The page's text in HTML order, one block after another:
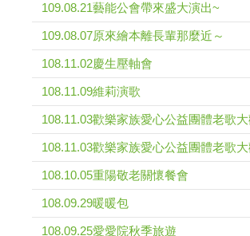
109.08.21藝能公會帶來盛大演出~
109.08.07原來繪本離長輩那麼近～
108.11.02慶生壓軸會
108.11.09維莉演歌
108.11.03歡樂家族愛心公益團體老歌
108.11.03歡樂家族愛心公益團體老歌
108.10.05重陽敬老關懷餐會
108.09.29暖暖包
108.09.25愛愛院秋季旅遊